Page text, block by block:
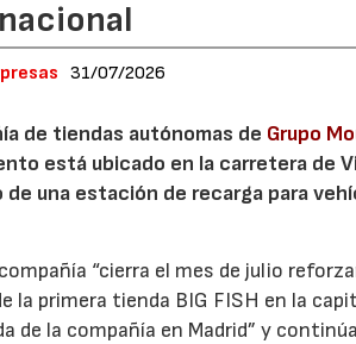
31/07/2026
de tiendas autónomas de Grupo
está ubicado en la carretera de
de una estación de recarga para
“cierra el mes de julio
la primera tienda BIG FISH en la
de la compañía en Madrid” y